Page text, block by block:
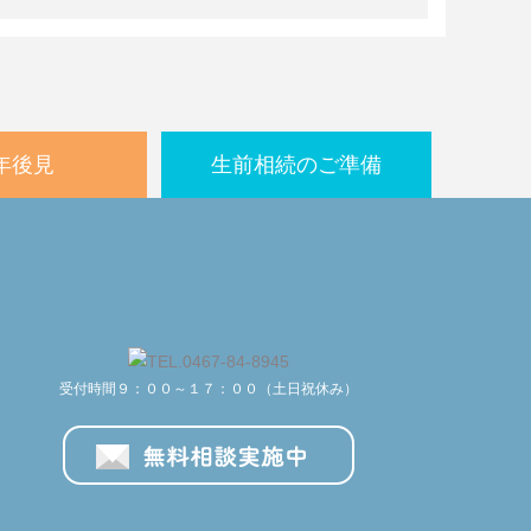
後見 生前相続のご準備
受付時間９：００～１７：００（土日祝休み）